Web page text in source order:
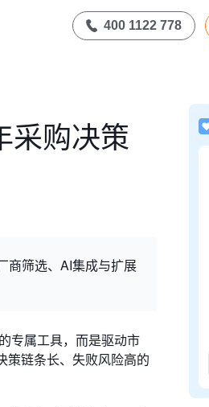
400 1122 778
采购决策
商筛选、AI集成与扩展
专属工具，而是驱动市
策链条长、失败风险高的